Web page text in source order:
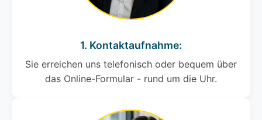
1. Kontaktaufnahme:
Sie erreichen uns telefonisch oder bequem über
das Online-Formular - rund um die Uhr.